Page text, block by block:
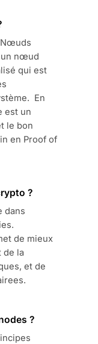
un nœud
qui est
En
est un
le bon
en Proof of
?
dans
de mieux
de la
et de
?